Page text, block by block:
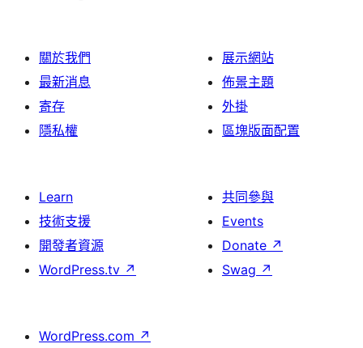
關於我們
最新消息
寄存
隱私權
展示網站
佈景主題
外掛
區塊版面配置
Learn
技術支援
開發者資源
WordPress.tv ↗
共同參與
Events
Donate ↗
Swag ↗
WordPress.com ↗